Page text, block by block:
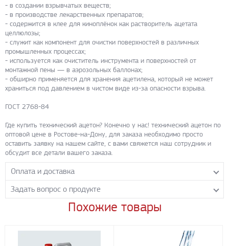
- в создании взрывчатых веществ;
- в производстве лекарственных препаратов;
- содержится в клее для киноплёнок как растворитель ацетата
целлюлозы;
- служит как компонент для очистки поверхностей в различных
промышленных процессах;
- используется как очиститель инструмента и поверхностей от
монтажной пены — в аэрозольных баллонах;
- обширно применяется для хранения ацетилена, который не может
храниться под давлением в чистом виде из-за опасности взрыва.
ГОСТ 2768-84
Где купить технический ацетон? Конечно у нас! технический ацетон по
оптовой цене в Ростове-на-Дону, для заказа необходимо просто
оставить заявку на нашем сайте, с вами свяжется наш сотрудник и
обсудит все детали вашего заказа.
Оплата и доставка
Самовывоз с нашего склада
Понедельник-пятница с 8.00-17.00 без перерыва
Доставка собственным транспортом компании ООО «УЛИСС»
Задать вопрос о продукте
Задайте нашим менеджерам вопрос о данном продукте.
Похожие товары